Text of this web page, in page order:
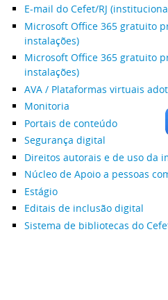
E-mail do Cefet/RJ
Microsoft Office 365 gratuito
instalações)
Microsoft Office 365 gratuito
instalações)
AVA / Plataformas virtuais
Monitoria
Portais de conteúdo
Segurança digital
Direitos autorais e de uso da
Núcleo de Apoio a pessoas
Estágio
Editais de inclusão digital
Sistema de bibliotecas do